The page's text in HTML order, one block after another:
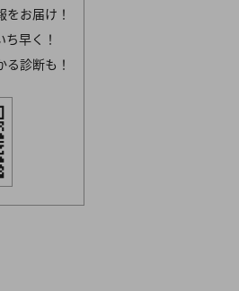
をお届け！
ち早く！
る診断も！